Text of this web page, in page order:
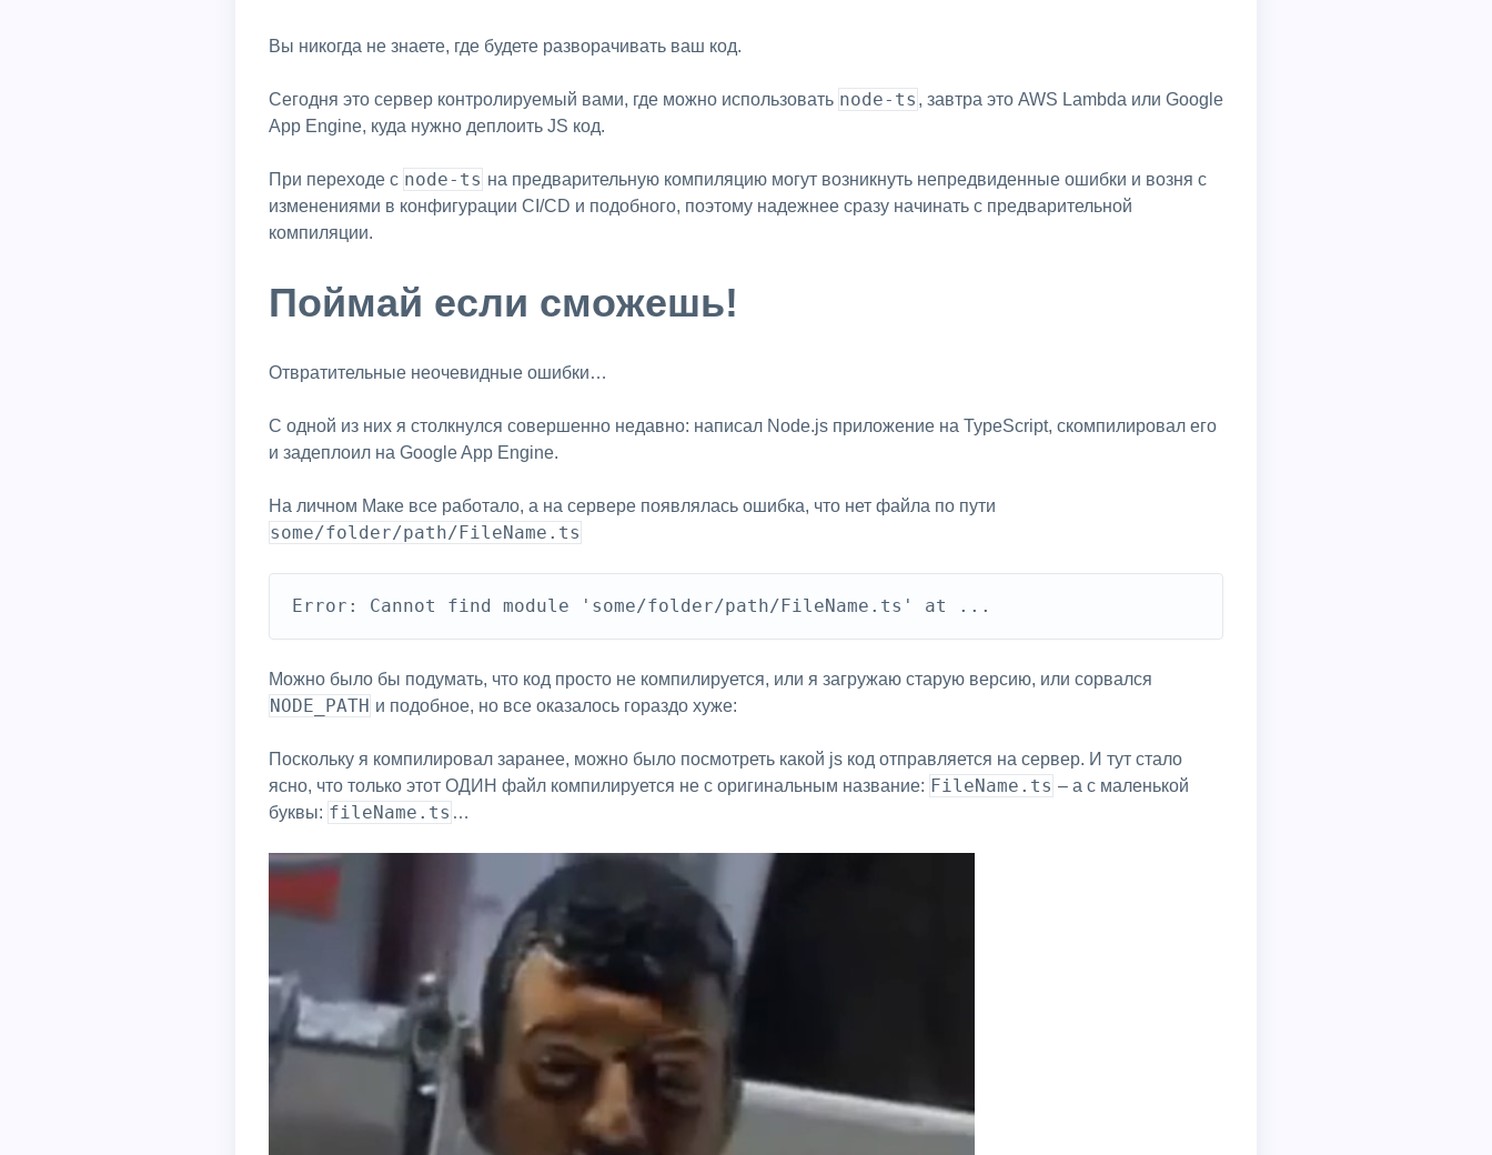
Вы никогда не знаете, где будете разворачивать ваш код.
Сегодня это сервер контролируемый вами, где можно использовать node-ts , завтра это AWS Lambda или Google
App Engine, куда нужно деплоить JS код.
При переходе с node-ts на предварительную компиляцию могут возникнуть непредвиденные ошибки и возня с
изменениями в конфигурации CI/CD и подобного, поэтому надежнее сразу начинать с предварительной
компиляции.
Поймай если сможешь!
Отвратительные неочевидные ошибки…
С одной из них я столкнулся совершенно недавно: написал Node.js приложение на TypeScript, скомпилировал его
и задеплоил на Google App Engine.
На личном Маке все работало, а на сервере появлялась ошибка, что нет файла по пути
some/folder/path/FileName.ts
Error: Cannot find module 'some/folder/path/FileName.ts' at ...
Можно было бы подумать, что код просто не компилируется, или я загружаю старую версию, или сорвался
NODE_PATH и подобное, но все оказалось гораздо хуже:
Поскольку я компилировал заранее, можно было посмотреть какой js код отправляется на сервер. И тут стало
ясно, что только этот ОДИН файл компилируется не с оригинальным название: FileName.ts – а с маленькой
буквы: fileName.ts …